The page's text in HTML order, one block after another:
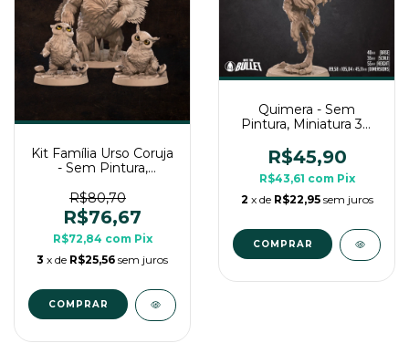
Kit Família Urso Coruja
- Sem Pintura,
RPG de Mesa
R$80,70
R$76,67
R$72,84 com Pix
3 x de R$25,56 sem juros
Quimera - Sem
Pintura, Miniatura 3D
Mesa
R$45,90
R$43,61 com Pix
2 x de R$22,95 sem juros